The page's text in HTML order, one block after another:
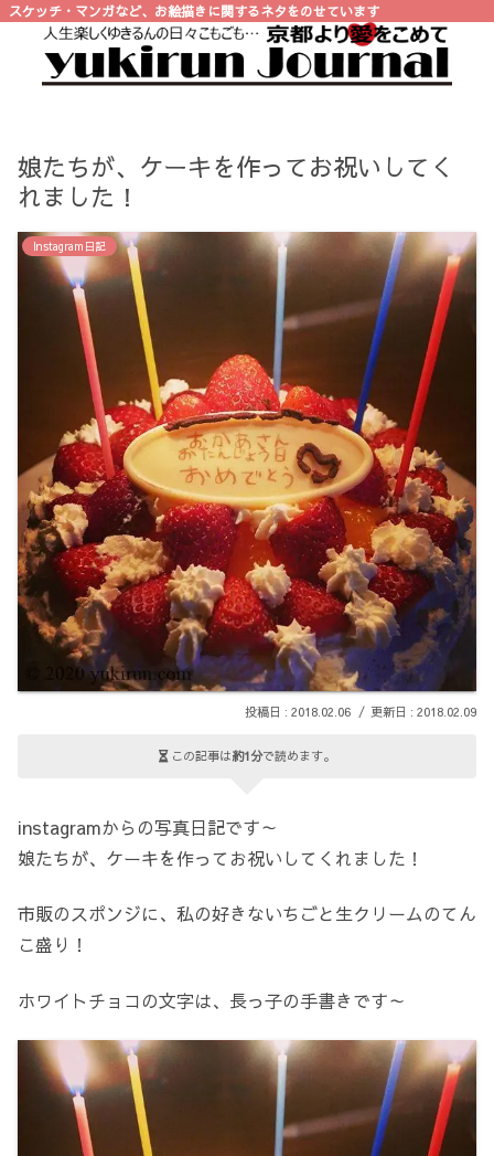
スケッチ・マンガなど、お絵描きに関するネタをのせています
娘たちが、ケーキを作ってお祝いしてく
れました！
Instagram日記
2018.02.06 2018.02.09
この記事は約1分で読めます。
instagramからの写真日記です～
娘たちが、ケーキを作ってお祝いしてくれました！
市販のスポンジに、私の好きないちごと生クリームのてん
こ盛り！
ホワイトチョコの文字は、長っ子の手書きです～